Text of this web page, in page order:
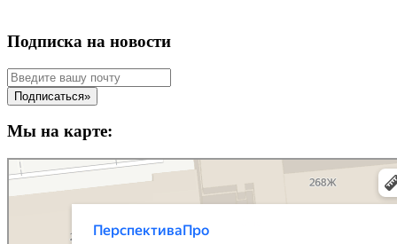
Подписка на новости
Мы на карте: